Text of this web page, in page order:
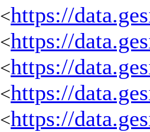
<https://
<https://
<https://
<https://
<https://